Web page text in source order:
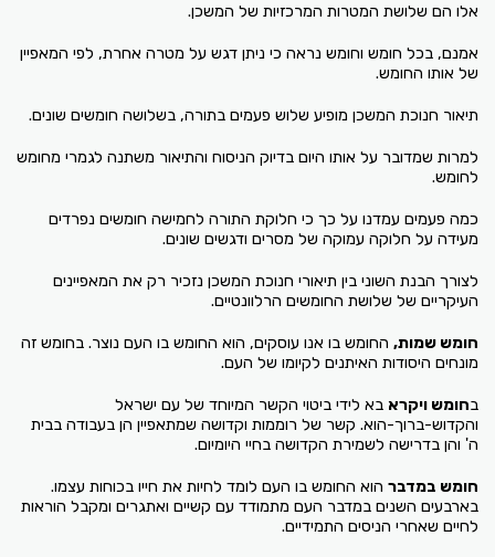
אלו הם שלושת המטרות המרכזיות של המשכן.
אמנם, בכל חומש וחומש נראה כי ניתן דגש על מטרה אחרת, לפי המאפיין
של אותו החומש.
תיאור חנוכת המשכן מופיע שלוש פעמים בתורה, בשלושה חומשים שונים.
למרות שמדובר על אותו היום בדיוק הניסוח והתיאור משתנה לגמרי מחומש
לחומש.
כמה פעמים עמדנו על כך כי חלוקת התורה לחמישה חומשים נפרדים
מעידה על חלוקה עמוקה של מסרים ודגשים שונים.
לצורך הבנת השוני בין תיאורי חנוכת המשכן נזכיר רק את המאפיינים
העיקריים של שלושת החומשים הרלוונטיים.
חומש שמות, החומש בו אנו עוסקים, הוא החומש בו העם נוצר. בחומש זה
מונחים היסודות האיתנים לקיומו של העם.
בחומש ויקרא בא לידי ביטוי הקשר המיוחד של עם ישראל
והקדוש-ברוך-הוא. קשר של רוממות וקדושה שמתאפיין הן בעבודה בבית
ה' והן בדרישה לשמירת הקדושה בחיי היומיום.
חומש במדבר הוא החומש בו העם לומד לחיות את חייו בכוחות עצמו.
בארבעים השנים במדבר העם מתמודד עם קשיים ואתגרים ומקבל הוראות
לחיים שאחרי הניסים התמידיים.